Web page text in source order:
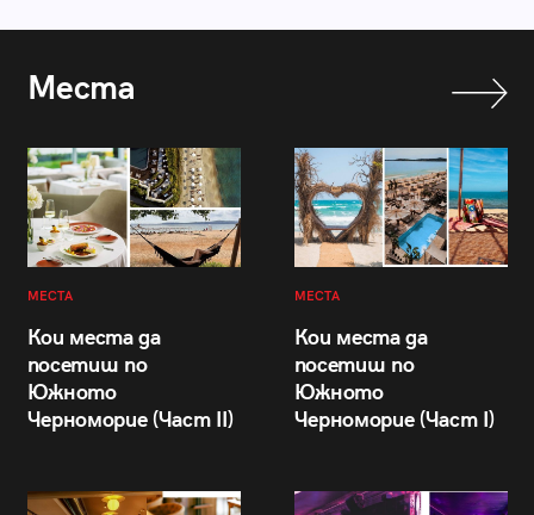
Места
МЕСТА
Кои места да
посетиш по
Южното
Черноморие (Част II)
МЕСТА
Кои места да
посетиш по
Южното
Черноморие (Част I)